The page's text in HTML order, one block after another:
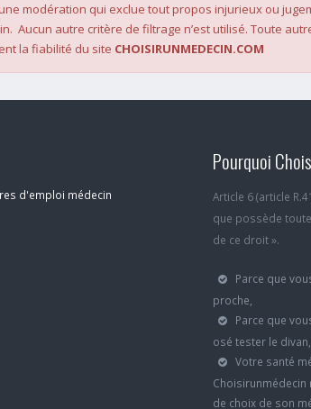
modération qui exclue tout propos injurieux ou
Aucun autre critère de filtrage n’est utilisé. Toute
la fiabilité du site CHOISIRUNMEDECIN.COM
d'emploi médecin
Pourquoi
Article 6 (article
que possède
de ce droit ».
Parce que
proche,
Parce que
osé tester le
Votre santé
Choisirunmédecin
de choix de son